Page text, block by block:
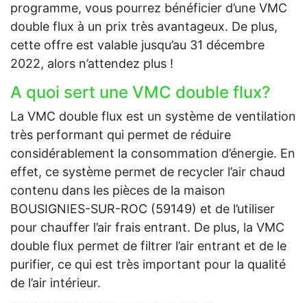
programme, vous pourrez bénéficier d’une VMC
double flux à un prix très avantageux. De plus,
cette offre est valable jusqu’au 31 décembre
2022, alors n’attendez plus !
A quoi sert une VMC double flux?
La VMC double flux est un système de ventilation
très performant qui permet de réduire
considérablement la consommation d’énergie. En
effet, ce système permet de recycler l’air chaud
contenu dans les pièces de la maison
BOUSIGNIES-SUR-ROC (59149) et de l’utiliser
pour chauffer l’air frais entrant. De plus, la VMC
double flux permet de filtrer l’air entrant et de le
purifier, ce qui est très important pour la qualité
de l’air intérieur.